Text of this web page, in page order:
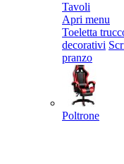
Tavoli
Apri menu
Toeletta
decorativi
pranzo
Poltrone